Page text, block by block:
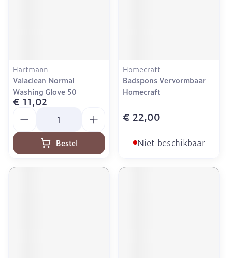
Hartmann
Valaclean Normal
Washing Glove 50
€ 11,02
Bestel
Homecraft
Badspons Vervormbaar
Homecraft
€ 22,00
Niet beschikbaar